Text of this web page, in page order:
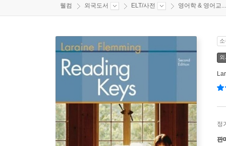
웰컴 외국도서 ELT/사전 영어학 & 영어교...
정
판